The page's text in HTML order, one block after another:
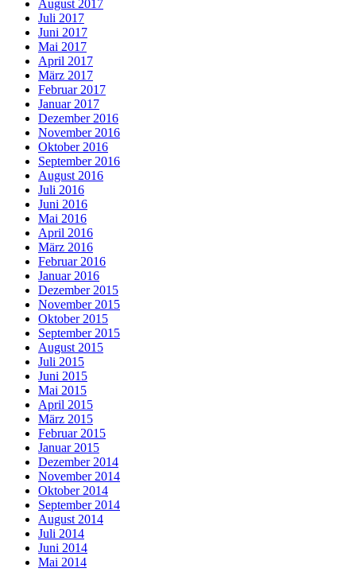
August 2017
Juli 2017
Juni 2017
Mai 2017
April 2017
März 2017
Februar 2017
Januar 2017
Dezember 2016
November 2016
Oktober 2016
September 2016
August 2016
Juli 2016
Juni 2016
Mai 2016
April 2016
März 2016
Februar 2016
Januar 2016
Dezember 2015
November 2015
Oktober 2015
September 2015
August 2015
Juli 2015
Juni 2015
Mai 2015
April 2015
März 2015
Februar 2015
Januar 2015
Dezember 2014
November 2014
Oktober 2014
September 2014
August 2014
Juli 2014
Juni 2014
Mai 2014